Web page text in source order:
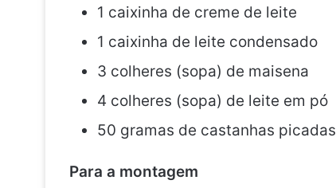
1 caixinha de creme de leite
1 caixinha de leite condensado
3 colheres (sopa) de maisena
4 colheres (sopa) de leite em pó
50 gramas de castanhas picadas
Para a montagem